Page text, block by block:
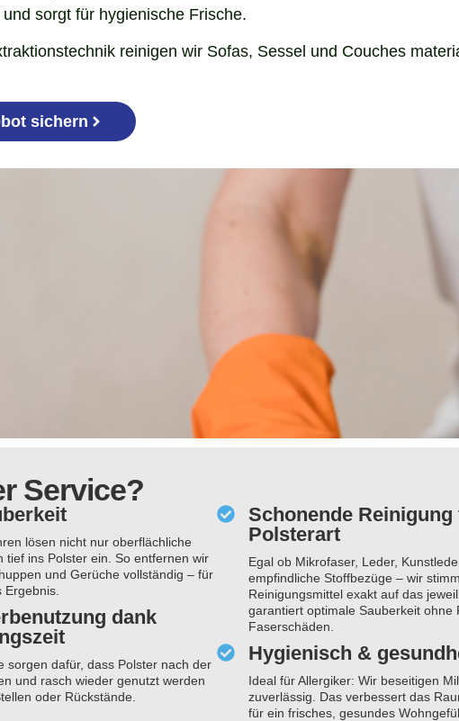
sorgt für hygienische Frische.
reinigen wir Sofas, Sessel und Couches
sichern
Service?
lösen nicht nur oberflächliche
tief ins Polster ein. So entfernen wir
und Gerüche vollständig – für
Ergebnis.
dank
sorgen dafür, dass Polster nach der
und rasch wieder genutzt werden
oder Rückstände.
Schonende Reinigung
Polsterart
Egal ob Mikrofaser, Leder,
empfindliche Stoffbezüge – wir
Reinigungsmittel exakt auf das
garantiert optimale Sauberkeit ohne
Faserschäden.
Hygienisch &
Ideal für Allergiker: Wir beseitigen
zuverlässig. Das verbessert das
für ein frisches, gesundes